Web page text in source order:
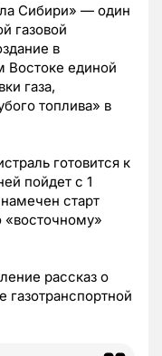
Сибири» — один
газовой
в
Востоке единой
газа,
топлива» в
готовится к
пойдет с 1
старт
«восточному»
рассказ о
газотранспортной